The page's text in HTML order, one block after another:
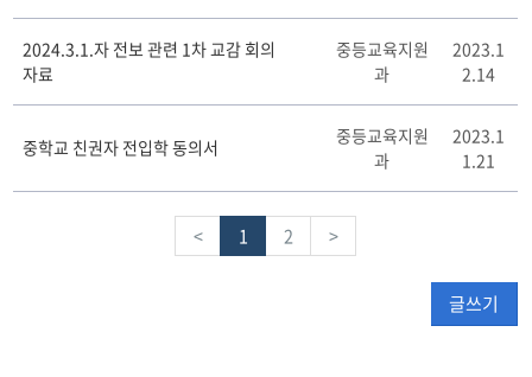
2024.3.1.자 전보 관련 1차 교감 회의
자료
중등교육지원
과
2023.1
2.14
중학교 친권자 전입학 동의서
중등교육지원
과
2023.1
1.21
< 1 2 >
글쓰기